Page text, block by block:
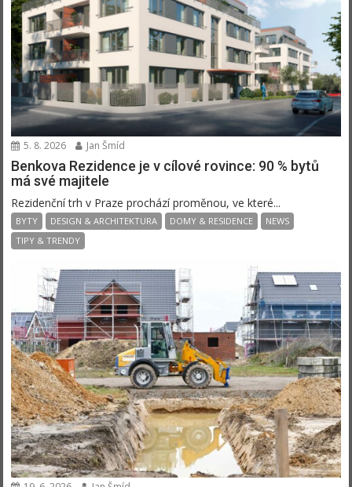
5. 8. 2026 Jan Šmíd
Benkova Rezidence je v cílové rovince: 90 % bytů
má své majitele
Rezidenční trh v Praze prochází proměnou, ve které...
BYTY DESIGN & ARCHITEKTURA DOMY & RESIDENCE
NEWS
TIPY & TRENDY